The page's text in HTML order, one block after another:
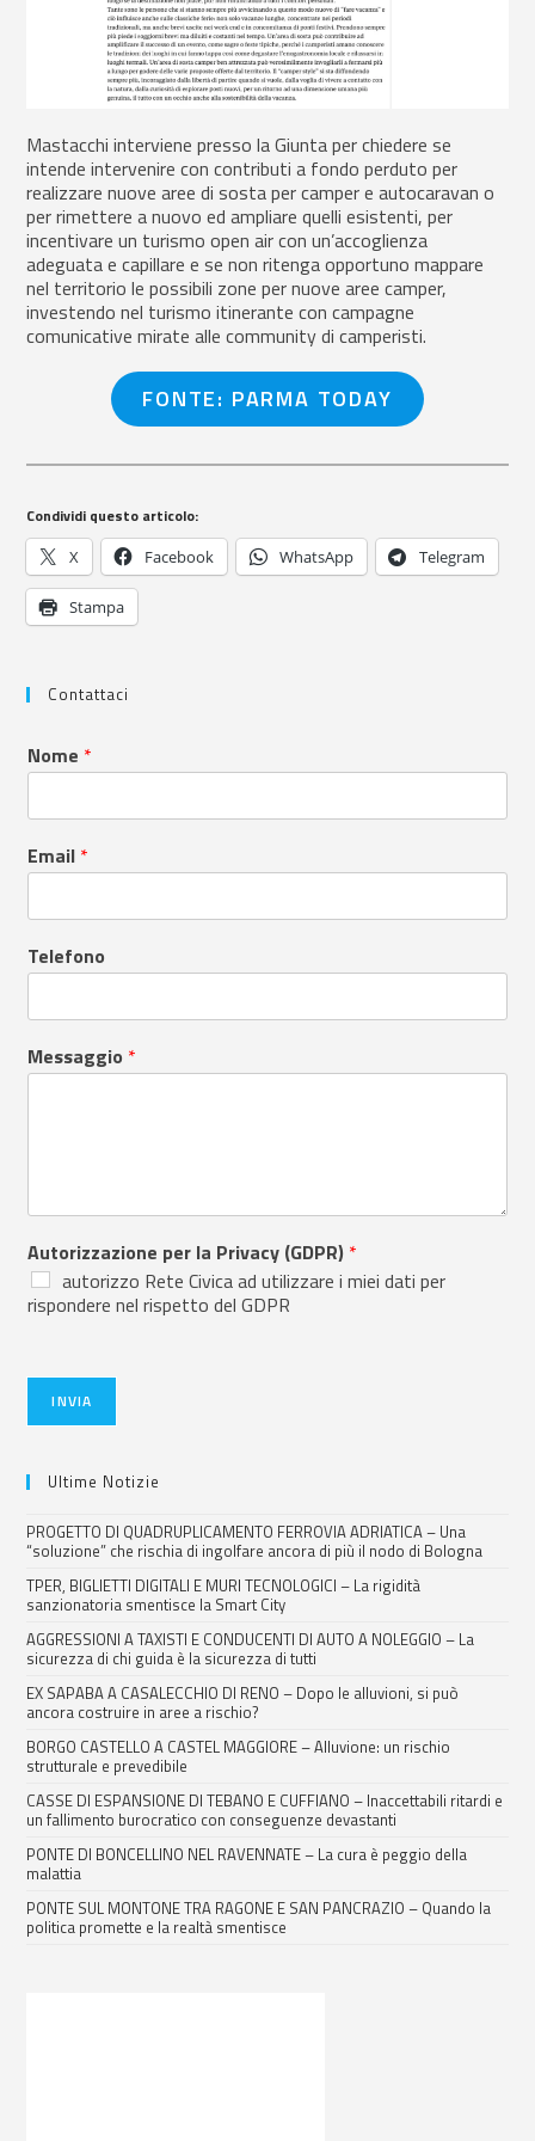
Mastacchi interviene presso la Giunta per chiedere se
intende intervenire con contributi a fondo perduto per
realizzare nuove aree di sosta per camper e autocaravan o
per rimettere a nuovo ed ampliare quelli esistenti, per
incentivare un turismo open air con un’accoglienza
adeguata e capillare e se non ritenga opportuno mappare
nel territorio le possibili zone per nuove aree camper,
investendo nel turismo itinerante con campagne
comunicative mirate alle community di camperisti.
FONTE: PARMA TODAY
Condividi questo articolo:
X Facebook WhatsApp Telegram
Stampa
Contattaci
Nome *
Email *
Telefono
Messaggio *
Autorizzazione per la Privacy (GDPR) *
autorizzo Rete Civica ad utilizzare i miei dati per
rispondere nel rispetto del GDPR
INVIA
Ultime Notizie
PROGETTO DI QUADRUPLICAMENTO FERROVIA ADRIATICA – Una
“soluzione” che rischia di ingolfare ancora di più il nodo di Bologna
TPER, BIGLIETTI DIGITALI E MURI TECNOLOGICI – La rigidità
sanzionatoria smentisce la Smart City
AGGRESSIONI A TAXISTI E CONDUCENTI DI AUTO A NOLEGGIO – La
sicurezza di chi guida è la sicurezza di tutti
EX SAPABA A CASALECCHIO DI RENO – Dopo le alluvioni, si può
ancora costruire in aree a rischio?
BORGO CASTELLO A CASTEL MAGGIORE – Alluvione: un rischio
strutturale e prevedibile
CASSE DI ESPANSIONE DI TEBANO E CUFFIANO – Inaccettabili ritardi e
un fallimento burocratico con conseguenze devastanti
PONTE DI BONCELLINO NEL RAVENNATE – La cura è peggio della
malattia
PONTE SUL MONTONE TRA RAGONE E SAN PANCRAZIO – Quando la
politica promette e la realtà smentisce